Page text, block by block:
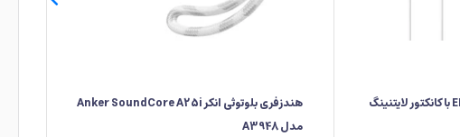
هندزفری بلوتوثی انکر Anker SoundCore A25i
مدل A3948